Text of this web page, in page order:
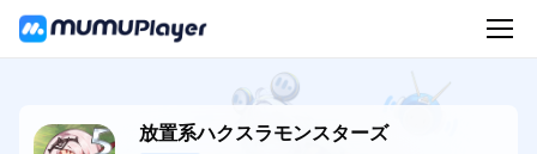
放置系ハクスラモンスターズ